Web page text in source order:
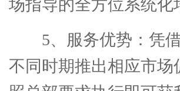
场指导的全方位系统化
5、服务优势：凭
不同时期推出相应市